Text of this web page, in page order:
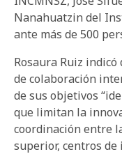
Nanahuatzin del
ante más de 500
Rosaura Ruiz
de colaboración
de sus objetivos
que limitan la
coordinación entre
superior, centros de